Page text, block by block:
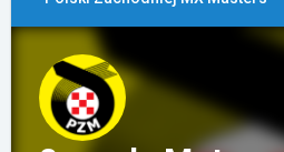
Galerie
Wydarzenia